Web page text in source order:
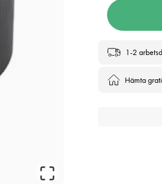
1-2
Hämta